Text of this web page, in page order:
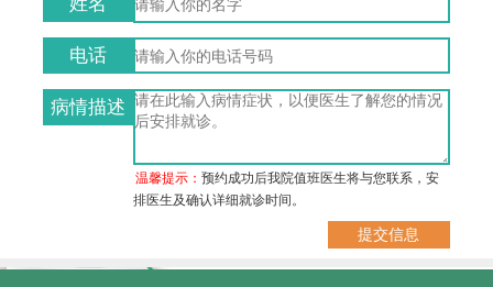
电话
病情描述
温馨提示：预约成功后我院值班医生将与您联系，安
排医生及确认详细就诊时间。